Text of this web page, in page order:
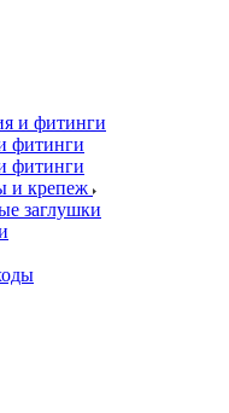
и фитинги
фитинги
фитинги
и крепеж
заглушки